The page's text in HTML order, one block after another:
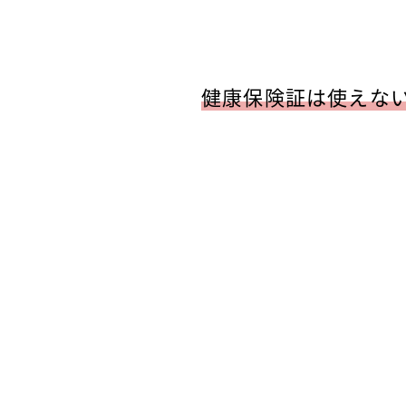
健康保険証は使えな